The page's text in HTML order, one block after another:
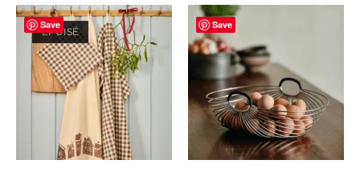
Save
ÉPUISÉ
Save